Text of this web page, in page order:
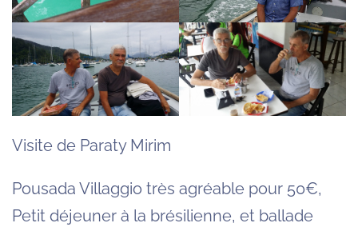
Visite de Paraty Mirim
Pousada Villaggio très agréable pour 50€,
Petit déjeuner à la brésilienne, et ballade